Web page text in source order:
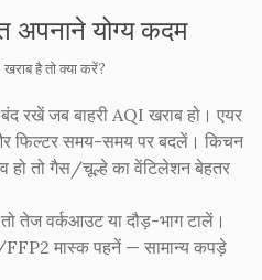
अपनाने योग्य कदम
है तो क्या करें?
रखें जब बाहरी AQI खराब हो। एयर
फिल्टर समय-समय पर बदलें। किचन
तो गैस/चूल्हे का वेंटिलेशन बेहतर
तेज वर्कआउट या दौड़-भाग टालें।
FFP2 मास्क पहनें — सामान्य कपड़े